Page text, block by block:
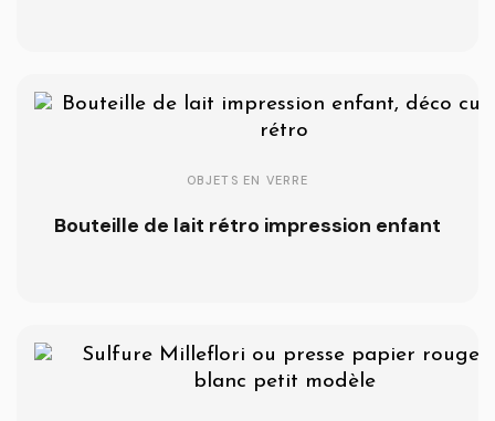
OBJETS EN VERRE
Bouteille de lait rétro impression enfant